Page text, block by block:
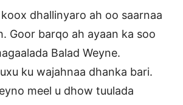
dhallinyaro ah oo saarnaa
Goor barqo ah ayaan ka soo
Balad Weyne.
ku wajahnaa dhanka bari.
meel u dhow tuulada